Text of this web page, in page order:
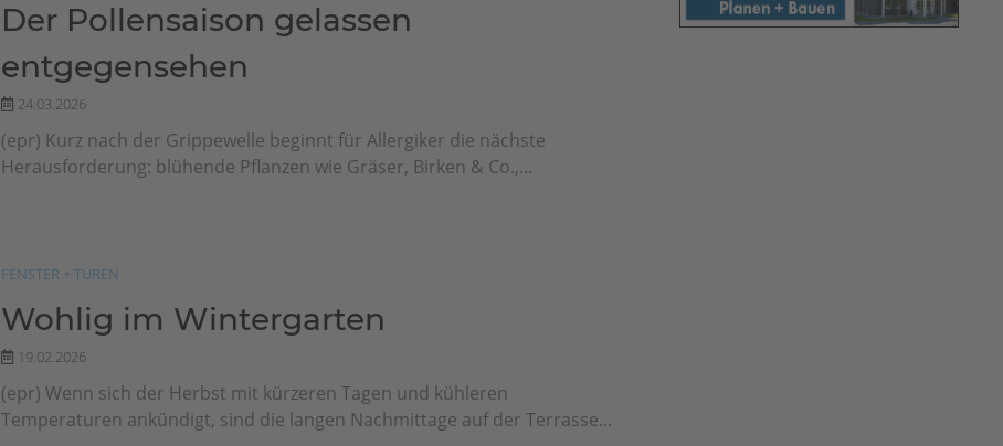
Der Pollensaison gelassen
entgegensehen
24.03.2026
(epr) Kurz nach der Grippewelle beginnt für Allergiker die nächste
Herausforderung: blühende Pflanzen wie Gräser, Birken & Co.,...
FENSTER + TÜREN
Wohlig im Wintergarten
19.02.2026
(epr) Wenn sich der Herbst mit kürzeren Tagen und kühleren
Temperaturen ankündigt, sind die langen Nachmittage auf der Terrasse...